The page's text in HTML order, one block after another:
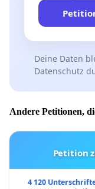
Deine Daten
Datenschutz
Andere Petitionen,
Petition
4 120